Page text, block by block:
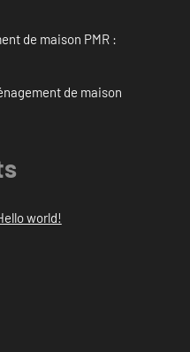
de maison PMR :
de maison
world!